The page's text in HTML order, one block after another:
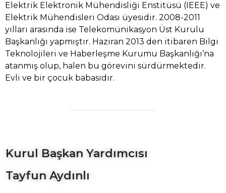
Elektrik Elektronik Mühendisliği Enstitüsü (IEEE) ve
Elektrik Mühendisleri Odası üyesidir. 2008-2011
yılları arasında ise Telekomünikasyon Üst Kurulu
Başkanlığı yapmıştır. Haziran 2013 den itibaren Bilgi
Teknolojileri ve Haberleşme Kurumu Başkanlığı’na
atanmış olup, halen bu görevini sürdürmektedir.
Evli ve bir çocuk babasıdır.
Kurul Başkan Yardımcısı
Tayfun Aydınlı